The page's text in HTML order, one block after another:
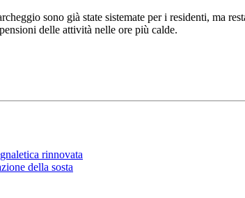
sono già state sistemate per i residenti, ma
delle attività nelle ore più calde.
rinnovata
della sosta